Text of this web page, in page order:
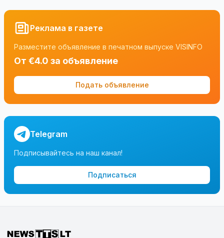
Реклама в газете
Разместите объявление в печатном выпуске VISINFO
От €4.0 за объявление
Подать объявление
Telegram
Подписывайтесь на наш канал!
Подписаться